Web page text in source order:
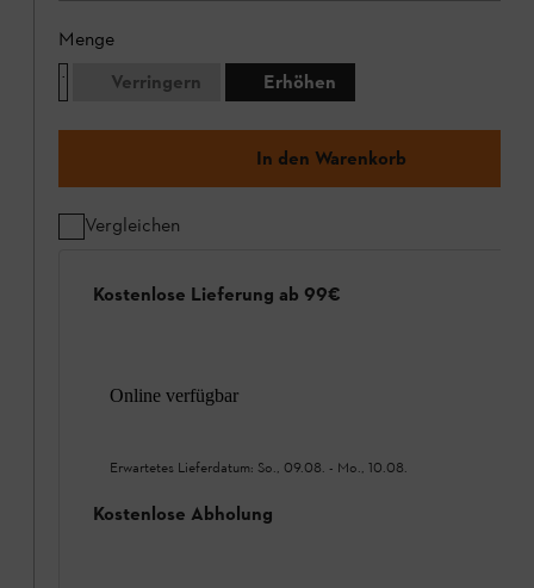
Menge
Verringern
Erhöhen
In den Warenkorb
Vergleichen
Kostenlose Lieferung ab 99€
Online verfügbar
Erwartetes Lieferdatum: So., 09.08. - Mo., 10.08.
Kostenlose Abholung